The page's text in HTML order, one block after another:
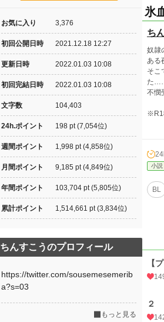
氷
ち
奴隷
ある
そこ
た
不憫
小説
BL
【
２
お気に入り 3,376
初回公開日時 2021.12.18 12:27
更新日時 2022.01.03 10:08
初回完結日時 2022.01.03 10:08
文字数 104,403
24h.ポイント 198 pt (7,054位)
週間ポイント 1,998 pt (4,858位)
月間ポイント 9,185 pt (4,849位)
年間ポイント 103,704 pt (5,805位)
累計ポイント 1,514,661 pt (3,834位)
ちんすこうのプロフィール
https://twitter.com/sousemesemerib
a?s=03
もっと見る